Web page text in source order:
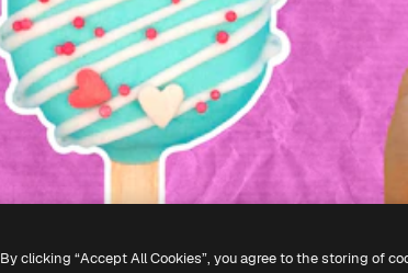
By clicking “Accept All Cookies”, you agree to the storing of